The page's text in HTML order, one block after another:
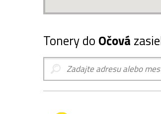
Tonery do Očová